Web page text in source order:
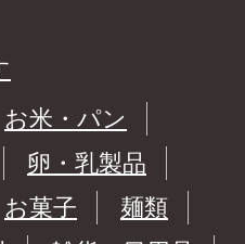
お米・パン
卵・乳製品
お菓子
麺類